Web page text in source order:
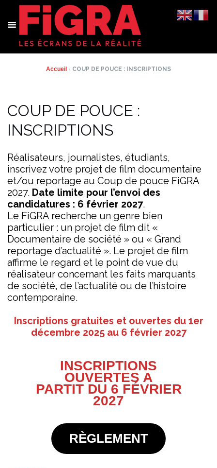
contenu
Accueil › COUP DE POUCE : INSCRIPTIONS
COUP DE POUCE :
INSCRIPTIONS
Réalisateurs, journalistes, étudiants,
inscrivez votre projet de film documentaire
et/ou reportage au Coup de pouce FiGRA
2027. Date limite pour l’envoi des
candidatures : 6 février 2027.
Le FiGRA recherche un genre bien
particulier : un projet de film dit «
Documentaire de société » ou « Grand
reportage d’actualité ». Le projet de film
affirme le regard et le point de vue du
réalisateur concernant les faits marquants
de société, de l’actualité ou de l’histoire
contemporaine.
Inscriptions gratuites et ouvertes du 1er
décembre 2025 au 6 février 2027
INSCRIPTIONS
OUVERTES A
PARTIT DU 6 FÉVRIER
2027
RÈGLEMENT